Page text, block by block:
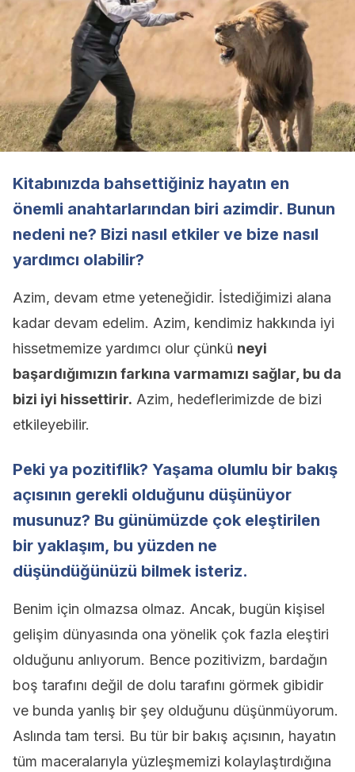
Kitabınızda bahsettiğiniz hayatın en
önemli anahtarlarından biri azimdir. Bunun
nedeni ne? Bizi nasıl etkiler ve bize nasıl
yardımcı olabilir?
Azim, devam etme yeteneğidir. İstediğimizi alana
kadar devam edelim. Azim, kendimiz hakkında iyi
hissetmemize yardımcı olur çünkü neyi
başardığımızın farkına varmamızı sağlar, bu da
bizi iyi hissettirir. Azim, hedeflerimizde de bizi
etkileyebilir.
Peki ya pozitiflik? Yaşama olumlu bir bakış
açısının gerekli olduğunu düşünüyor
musunuz? Bu günümüzde çok eleştirilen
bir yaklaşım, bu yüzden ne
düşündüğünüzü bilmek isteriz.
Benim için olmazsa olmaz. Ancak, bugün kişisel
gelişim dünyasında ona yönelik çok fazla eleştiri
olduğunu anlıyorum. Bence pozitivizm, bardağın
boş tarafını değil de dolu tarafını görmek gibidir
ve bunda yanlış bir şey olduğunu düşünmüyorum.
Aslında tam tersi. Bu tür bir bakış açısının, hayatın
tüm maceralarıyla yüzleşmemizi kolaylaştırdığına